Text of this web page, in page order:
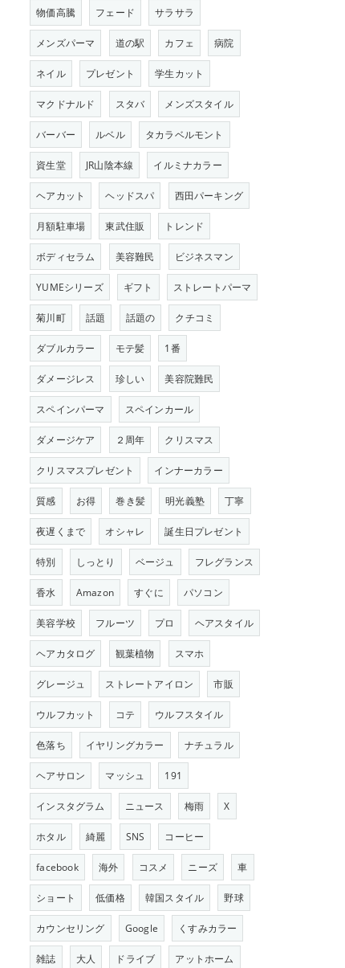
物価高騰 フェード サラサラ
メンズパーマ 道の駅 カフェ 病院
ネイル プレゼント 学生カット
マクドナルド スタバ メンズスタイル
バーバー ルベル タカラベルモント
資生堂 JR山陰本線 イルミナカラー
ヘアカット ヘッドスパ 西田パーキング
月額駐車場 東武住販 トレンド
ボディセラム 美容難民 ビジネスマン
YUMEシリーズ ギフト ストレートパーマ
菊川町 話題 話題の クチコミ
ダブルカラー モテ髪 1番
ダメージレス 珍しい 美容院難民
スペインパーマ スペインカール
ダメージケア ２周年 クリスマス
クリスマスプレゼント インナーカラー
質感 お得 巻き髪 明光義塾 丁寧
夜遅くまで オシャレ 誕生日プレゼント
特別 しっとり ベージュ フレグランス
香水 Amazon すぐに パソコン
美容学校 フルーツ プロ ヘアスタイル
ヘアカタログ 観葉植物 スマホ
グレージュ ストレートアイロン 市販
ウルフカット コテ ウルフスタイル
色落ち イヤリングカラー ナチュラル
ヘアサロン マッシュ 191
インスタグラム ニュース 梅雨 X
ホタル 綺麗 SNS コーヒー
facebook 海外 コスメ ニーズ 車
ショート 低価格 韓国スタイル 野球
カウンセリング Google くすみカラー
雑誌 大人 ドライブ アットホーム